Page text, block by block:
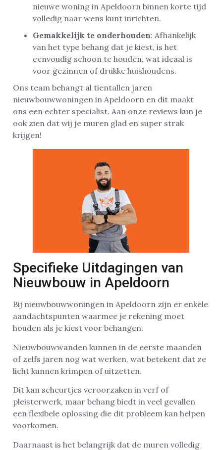
nieuwe woning in Apeldoorn binnen korte tijd
volledig naar wens kunt inrichten.
Gemakkelijk te onderhouden: Afhankelijk
van het type behang dat je kiest, is het
eenvoudig schoon te houden, wat ideaal is
voor gezinnen of drukke huishoudens.
Ons team behangt al tientallen jaren
nieuwbouwwoningen in Apeldoorn en dit maakt
ons een echter specialist. Aan onze reviews kun je
ook zien dat wij je muren glad en super strak
krijgen!
Specifieke Uitdagingen van
Nieuwbouw in Apeldoorn
Bij nieuwbouwwoningen in Apeldoorn zijn er enkele
aandachtspunten waarmee je rekening moet
houden als je kiest voor behangen.
Nieuwbouwwanden kunnen in de eerste maanden
of zelfs jaren nog wat werken, wat betekent dat ze
licht kunnen krimpen of uitzetten.
Dit kan scheurtjes veroorzaken in verf of
pleisterwerk, maar behang biedt in veel gevallen
een flexibele oplossing die dit probleem kan helpen
voorkomen.
Daarnaast is het belangrijk dat de muren volledig